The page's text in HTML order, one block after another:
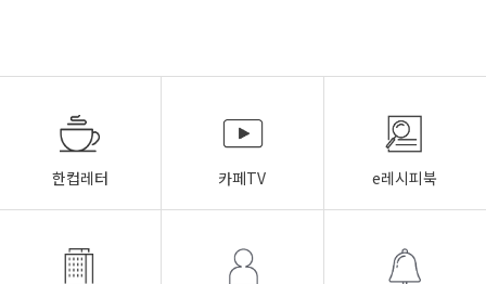
한컵레터 카페TV e레시피북